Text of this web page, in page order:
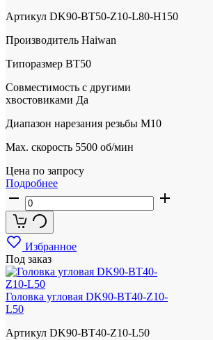
Артикул DK90-BT50-Z10-L80-H150
Производитель Haiwan
Типоразмер BT50
Совместимость с другими
хвостовиками Да
Диапазон нарезания резьбы M10
Max. скорость 5500 об/мин
Цена по запросу
Подробнее
Избранное
Под заказ
Головка угловая DK90-BT40-Z10-
L50
Артикул DK90-BT40-Z10-L50